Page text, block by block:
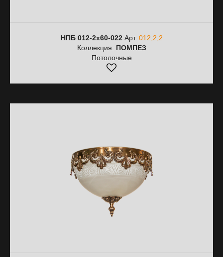
НПБ 012-2х60-022Арт. 012,2,2
Коллекция: ПОМПЕЗ
Потолочные